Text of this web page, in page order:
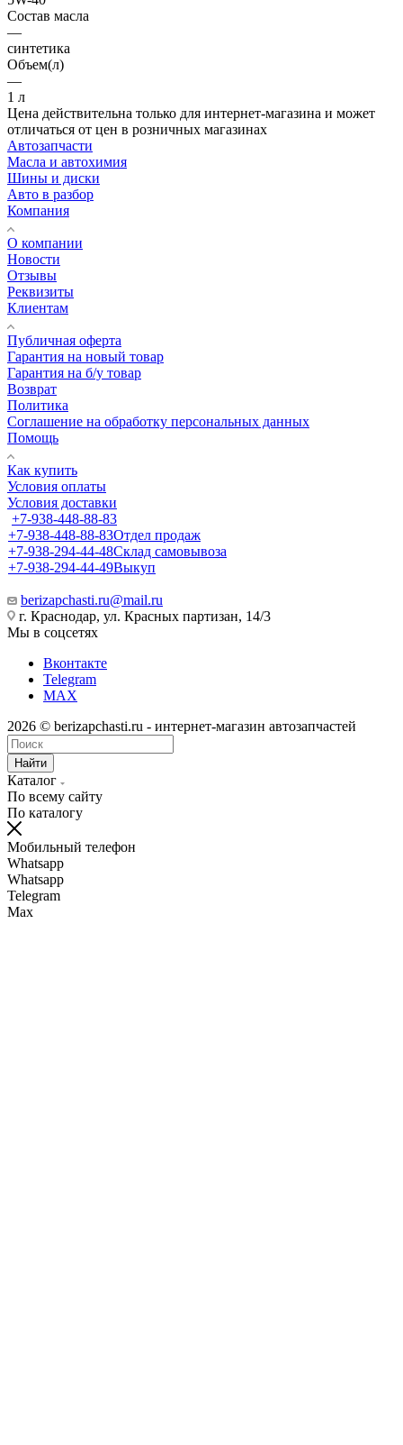
Состав масла
—
синтетика
Объем(л)
—
1 л
Цена действительна только для интернет-магазина и может
отличаться от цен в розничных магазинах
Автозапчасти
Масла и автохимия
Шины и диски
Авто в разбор
Компания
О компании
Новости
Отзывы
Реквизиты
Клиентам
Публичная оферта
Гарантия на новый товар
Гарантия на б/у товар
Возврат
Политика
Соглашение на обработку персональных данных
Помощь
Как купить
Условия оплаты
Условия доставки
+7-938-448-88-83
+7-938-448-88-83Отдел продаж
+7-938-294-44-48Склад самовывоза
+7-938-294-44-49Выкуп
berizapchasti.ru@mail.ru
г. Краснодар, ул. Красных партизан, 14/3
Мы в соцсетях
Вконтакте
Telegram
MAX
2026 © berizapchasti.ru - интернет-магазин автозапчастей
Найти
Каталог
По всему сайту
По каталогу
Мобильный телефон
Whatsapp
Whatsapp
Telegram
Max